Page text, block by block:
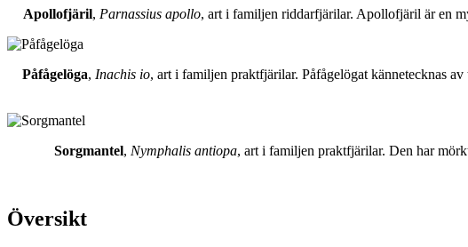
Apollofjäril, Parnassius apollo, art i familjen riddarfjärilar. Apollofjäril är en
Påfågelöga, Inachis io, art i familjen praktfjärilar. Påfågelögat kännetecknas
Sorgmantel, Nymphalis antiopa, art i familjen praktfjärilar. Den har
Översikt